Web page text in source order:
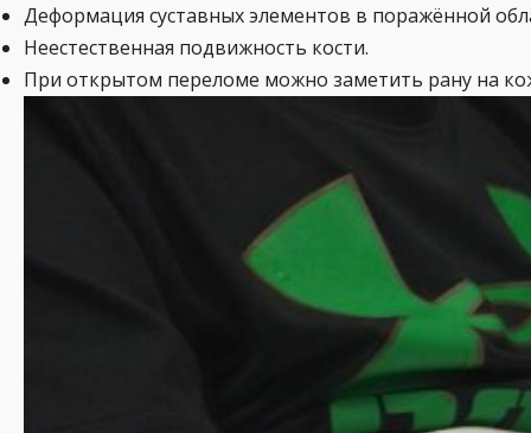
Деформация суставных элементов в поражённой
Неестественная подвижность кости.
При открытом переломе можно заметить рану на